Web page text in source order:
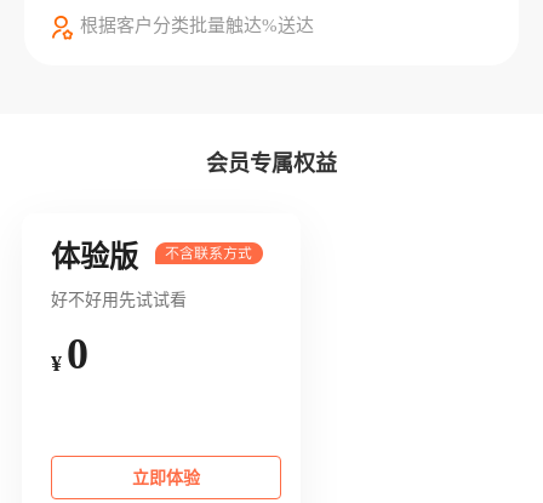
根据客户分类批量触达%送达
会员专属权益
体验版
好不好用先试试看
¥ 0
立即体验